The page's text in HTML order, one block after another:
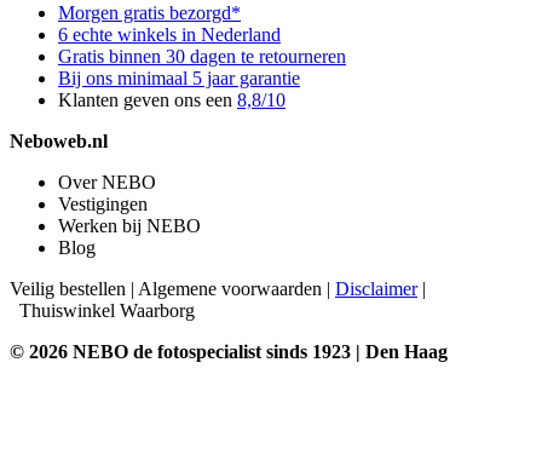
Morgen gratis bezorgd*
6 echte winkels in Nederland
Gratis binnen 30 dagen te retourneren
Bij ons minimaal 5 jaar garantie
Klanten geven ons een 8,8/10
Neboweb.nl
Over NEBO
Vestigingen
Werken bij NEBO
Blog
Veilig bestellen | Algemene voorwaarden | Disclaimer|
Thuiswinkel Waarborg
© 2026 NEBO de fotospecialist sinds 1923 | Den Haag